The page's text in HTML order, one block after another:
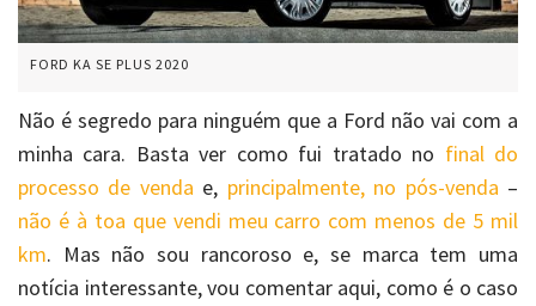
FORD KA SE PLUS 2020
Não é segredo para ninguém que a Ford não vai com a
minha cara. Basta ver como fui tratado no final do
processo de venda e, principalmente, no pós-venda –
não é à toa que vendi meu carro com menos de 5 mil
km. Mas não sou rancoroso e, se marca tem uma
notícia interessante, vou comentar aqui, como é o caso